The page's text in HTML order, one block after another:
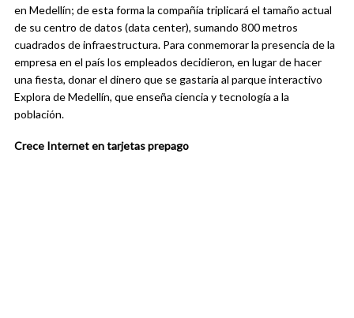
en Medellín; de esta forma la compañía triplicará el tamaño actual
de su centro de datos (data center), sumando 800 metros
cuadrados de infraestructura. Para conmemorar la presencia de la
empresa en el país los empleados decidieron, en lugar de hacer
una fiesta, donar el dinero que se gastaría al parque interactivo
Explora de Medellín, que enseña ciencia y tecnología a la
población.
Crece Internet en tarjetas prepago